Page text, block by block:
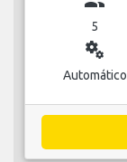
5
miscellaneous_services
Automático